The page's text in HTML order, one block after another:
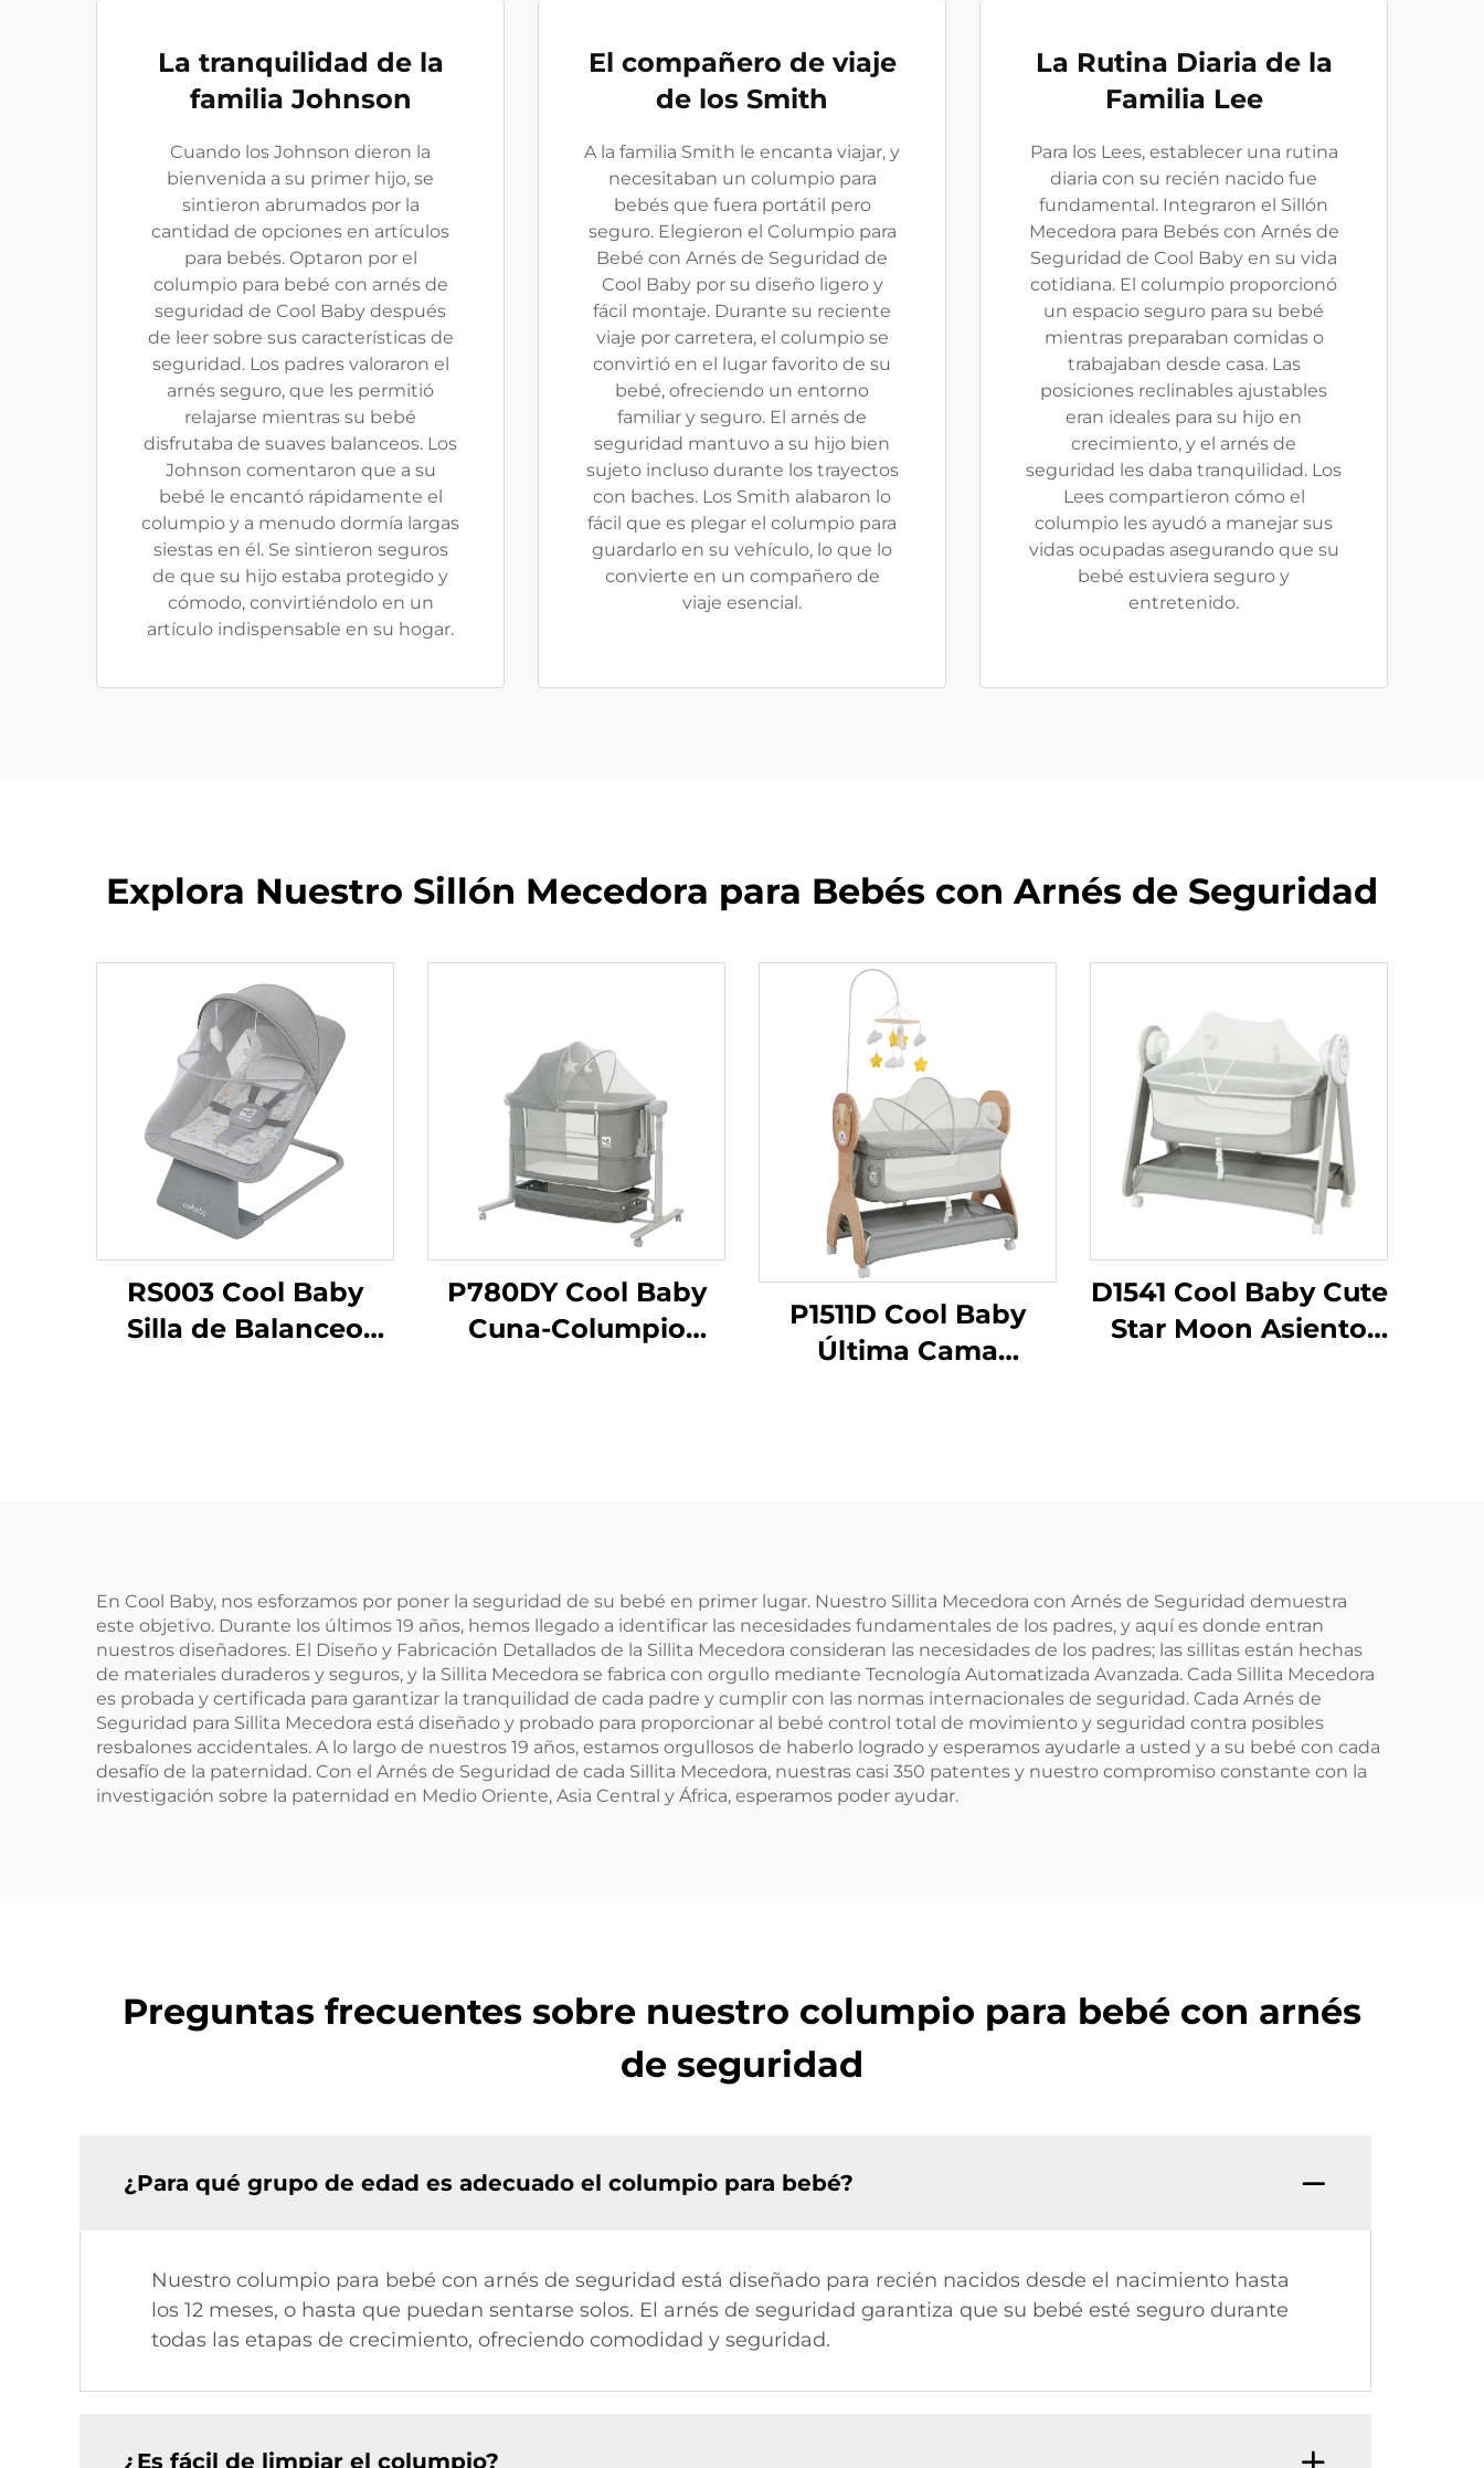
La tranquilidad de la
familia Johnson
Cuando los Johnson dieron la
bienvenida a su primer hijo, se
sintieron abrumados por la
cantidad de opciones en artículos
para bebés. Optaron por el
columpio para bebé con arnés de
seguridad de Cool Baby después
de leer sobre sus características de
seguridad. Los padres valoraron el
arnés seguro, que les permitió
relajarse mientras su bebé
disfrutaba de suaves balanceos. Los
Johnson comentaron que a su
bebé le encantó rápidamente el
columpio y a menudo dormía largas
siestas en él. Se sintieron seguros
de que su hijo estaba protegido y
cómodo, convirtiéndolo en un
artículo indispensable en su hogar.
El compañero de viaje
de los Smith
A la familia Smith le encanta viajar, y
necesitaban un columpio para
bebés que fuera portátil pero
seguro. Elegieron el Columpio para
Bebé con Arnés de Seguridad de
Cool Baby por su diseño ligero y
fácil montaje. Durante su reciente
viaje por carretera, el columpio se
convirtió en el lugar favorito de su
bebé, ofreciendo un entorno
familiar y seguro. El arnés de
seguridad mantuvo a su hijo bien
sujeto incluso durante los trayectos
con baches. Los Smith alabaron lo
fácil que es plegar el columpio para
guardarlo en su vehículo, lo que lo
convierte en un compañero de
viaje esencial.
La Rutina Diaria de la
Familia Lee
Para los Lees, establecer una rutina
diaria con su recién nacido fue
fundamental. Integraron el Sillón
Mecedora para Bebés con Arnés de
Seguridad de Cool Baby en su vida
cotidiana. El columpio proporcionó
un espacio seguro para su bebé
mientras preparaban comidas o
trabajaban desde casa. Las
posiciones reclinables ajustables
eran ideales para su hijo en
crecimiento, y el arnés de
seguridad les daba tranquilidad. Los
Lees compartieron cómo el
columpio les ayudó a manejar sus
vidas ocupadas asegurando que su
bebé estuviera seguro y
entretenido.
Explora Nuestro Sillón Mecedora para Bebés con Arnés de Seguridad
RS003 Cool Baby
Silla de Balanceo
P780DY Cool Baby
Cuna-Columpio
P1511D Cool Baby
Última Cama
D1541 Cool Baby Cute
Star Moon Asiento
En Cool Baby, nos esforzamos por poner la seguridad de su bebé en primer lugar. Nuestro Sillita Mecedora con Arnés de Seguridad demuestra
este objetivo. Durante los últimos 19 años, hemos llegado a identificar las necesidades fundamentales de los padres, y aquí es donde entran
nuestros diseñadores. El Diseño y Fabricación Detallados de la Sillita Mecedora consideran las necesidades de los padres; las sillitas están hechas
de materiales duraderos y seguros, y la Sillita Mecedora se fabrica con orgullo mediante Tecnología Automatizada Avanzada. Cada Sillita Mecedora
es probada y certificada para garantizar la tranquilidad de cada padre y cumplir con las normas internacionales de seguridad. Cada Arnés de
Seguridad para Sillita Mecedora está diseñado y probado para proporcionar al bebé control total de movimiento y seguridad contra posibles
resbalones accidentales. A lo largo de nuestros 19 años, estamos orgullosos de haberlo logrado y esperamos ayudarle a usted y a su bebé con cada
desafío de la paternidad. Con el Arnés de Seguridad de cada Sillita Mecedora, nuestras casi 350 patentes y nuestro compromiso constante con la
investigación sobre la paternidad en Medio Oriente, Asia Central y África, esperamos poder ayudar.
Preguntas frecuentes sobre nuestro columpio para bebé con arnés
de seguridad
¿Para qué grupo de edad es adecuado el columpio para bebé?
Nuestro columpio para bebé con arnés de seguridad está diseñado para recién nacidos desde el nacimiento hasta
los 12 meses, o hasta que puedan sentarse solos. El arnés de seguridad garantiza que su bebé esté seguro durante
todas las etapas de crecimiento, ofreciendo comodidad y seguridad.
¿Es fácil de limpiar el columpio?